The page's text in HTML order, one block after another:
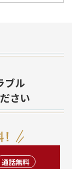
ブル
さい